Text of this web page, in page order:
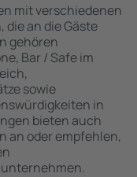
mit verschiedenen
an die Gäste
gehören
Bar / Safe im
sowie
in
bieten auch
an oder empfehlen,